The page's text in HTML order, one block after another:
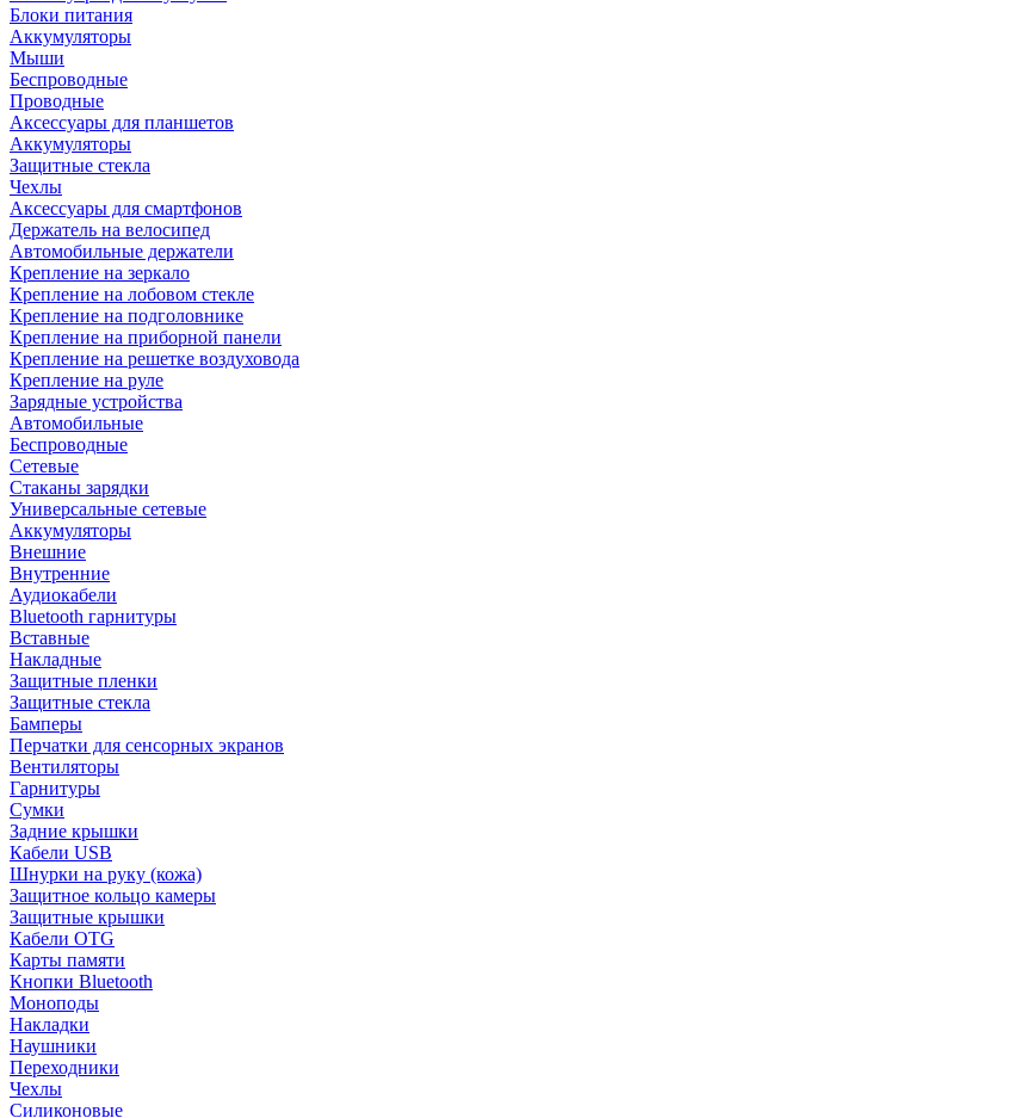
Блоки питания
Аккумуляторы
Мыши
Беспроводные
Проводные
Аксессуары для планшетов
Аккумуляторы
Защитные стекла
Чехлы
Аксессуары для смартфонов
Держатель на велосипед
Автомобильные держатели
Крепление на зеркало
Крепление на лобовом стекле
Крепление на подголовнике
Крепление на приборной панели
Крепление на решетке воздуховода
Крепление на руле
Зарядные устройства
Автомобильные
Беспроводные
Сетевые
Стаканы зарядки
Универсальные сетевые
Аккумуляторы
Внешние
Внутренние
Аудиокабели
Bluetooth гарнитуры
Вставные
Накладные
Защитные пленки
Защитные стекла
Бамперы
Перчатки для сенсорных экранов
Вентиляторы
Гарнитуры
Сумки
Задние крышки
Кабели USB
Шнурки на руку (кожа)
Защитное кольцо камеры
Защитные крышки
Кабели OTG
Карты памяти
Кнопки Bluetooth
Моноподы
Накладки
Наушники
Переходники
Чехлы
Силиконовые